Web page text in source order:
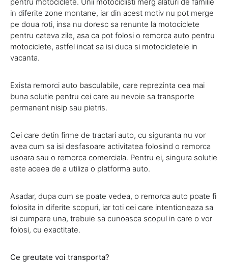
pentru motociclete. Unii motociclisti merg alaturi de familie
in diferite zone montane, iar din acest motiv nu pot merge
pe doua roti, insa nu doresc sa renunte la motociclete
pentru cateva zile, asa ca pot folosi o remorca auto pentru
motociclete, astfel incat sa isi duca si motocicletele in
vacanta.
Exista remorci auto basculabile, care reprezinta cea mai
buna solutie pentru cei care au nevoie sa transporte
permanent nisip sau pietris.
Cei care detin firme de tractari auto, cu siguranta nu vor
avea cum sa isi desfasoare activitatea folosind o remorca
usoara sau o remorca comerciala. Pentru ei, singura solutie
este aceea de a utiliza o platforma auto.
Asadar, dupa cum se poate vedea, o remorca auto poate fi
folosita in diferite scopuri, iar toti cei care intentioneaza sa
isi cumpere una, trebuie sa cunoasca scopul in care o vor
folosi, cu exactitate.
Ce greutate voi transporta?